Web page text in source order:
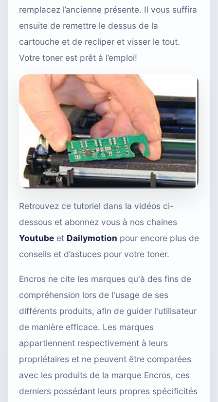
remplacez l’ancienne présente. Il vous suffira
ensuite de remettre le dessus de la
cartouche et de recliper et visser le tout.
Votre toner est prêt à l’emploi!
Retrouvez ce tutoriel dans la vidéos ci-
dessous et abonnez vous à nos chaines
Youtube et Dailymotion pour encore plus de
conseils et d’astuces pour votre toner.
Encros ne cite les marques qu'à des fins de
compréhension lors de l'usage de ses
différents produits, afin de guider l'utilisateur
de manière efficace. Les marques
appartiennent respectivement à leurs
propriétaires et ne peuvent être comparées
avec les produits de la marque Encros, ces
derniers possédant leurs propres spécificités